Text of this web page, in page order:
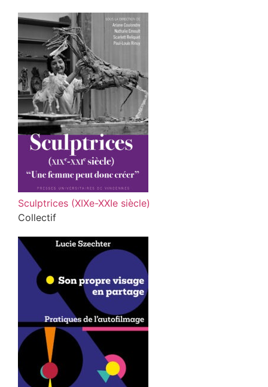
Sculptrices (XIXe-XXIe siècle)
Collectif